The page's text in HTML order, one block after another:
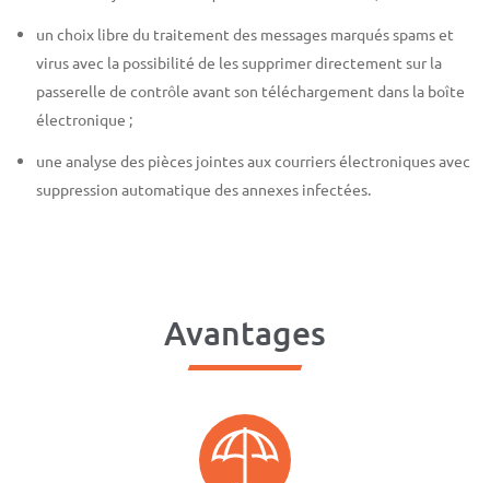
un choix libre du traitement des messages marqués spams et
virus avec la possibilité de les supprimer directement sur la
passerelle de contrôle avant son téléchargement dans la boîte
électronique ;
une analyse des pièces jointes aux courriers électroniques avec
suppression automatique des annexes infectées.
Avantages